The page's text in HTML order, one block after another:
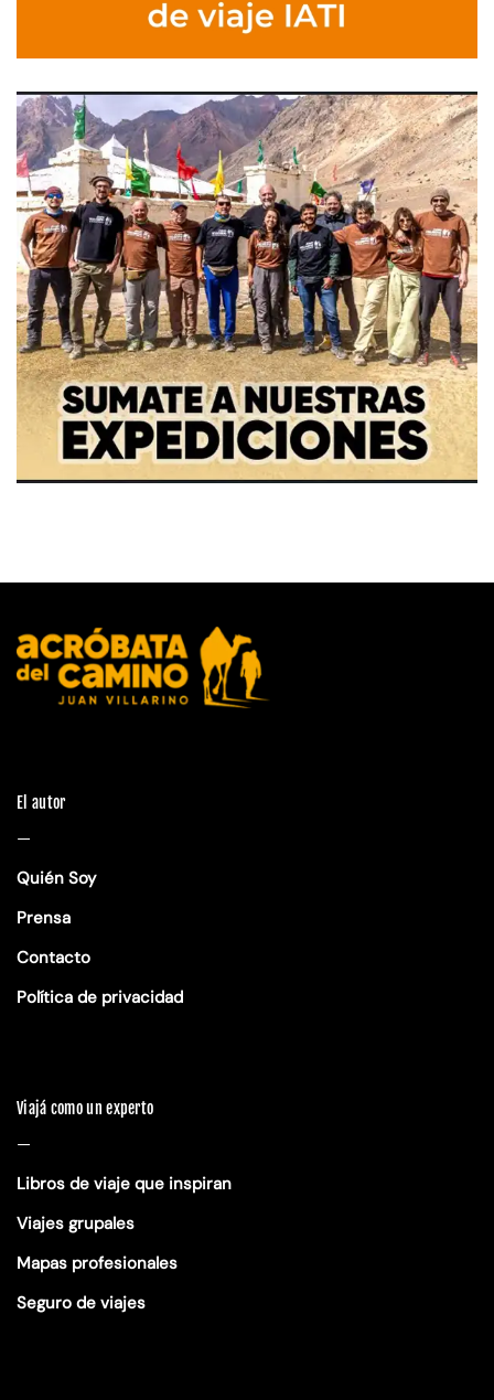
El autor
—
Quién Soy
Prensa
Contacto
Política de privacidad
Viajá como un experto
—
Libros de viaje que inspiran
Viajes grupales
Mapas profesionales
Seguro de viajes